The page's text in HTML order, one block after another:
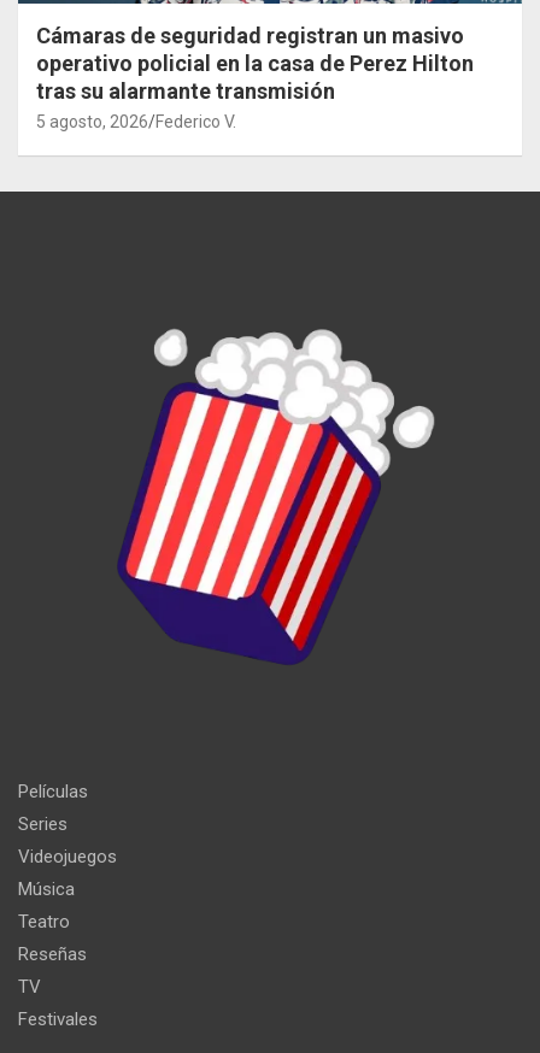
Cámaras de seguridad registran un masivo
operativo policial en la casa de Perez Hilton
tras su alarmante transmisión
5 agosto, 2026 Federico V.
Películas
Series
Videojuegos
Música
Teatro
Reseñas
TV
Festivales